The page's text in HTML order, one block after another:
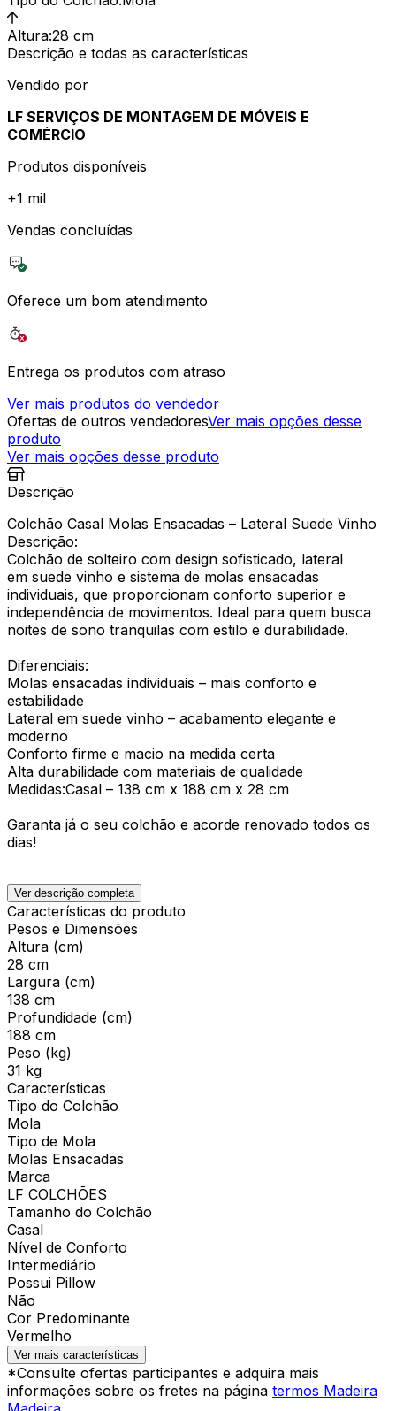
Altura:28 cm
Descrição e todas as características
Vendido por
LF SERVIÇOS DE MONTAGEM DE MÓVEIS E
COMÉRCIO
Produtos disponíveis
+1 mil
Vendas concluídas
Oferece um bom atendimento
Entrega os produtos com atraso
Ver mais produtos do vendedor
Ofertas de outros vendedoresVer mais opções desse
produto
Ver mais opções desse produto
Descrição
Colchão Casal Molas Ensacadas – Lateral Suede Vinho
Descrição:
Colchão de solteiro com design sofisticado, lateral
em suede vinho e sistema de molas ensacadas
individuais, que proporcionam conforto superior e
independência de movimentos. Ideal para quem busca
noites de sono tranquilas com estilo e durabilidade.
Diferenciais:
Molas ensacadas individuais – mais conforto e
estabilidade
Lateral em suede vinho – acabamento elegante e
moderno
Conforto firme e macio na medida certa
Alta durabilidade com materiais de qualidade
Medidas:Casal – 138 cm x 188 cm x 28 cm
Garanta já o seu colchão e acorde renovado todos os
dias!
Ver descrição completa
Características do produto
Pesos e Dimensões
Altura (cm)
28 cm
Largura (cm)
138 cm
Profundidade (cm)
188 cm
Peso (kg)
31 kg
Características
Tipo do Colchão
Mola
Tipo de Mola
Molas Ensacadas
Marca
LF COLCHÕES
Tamanho do Colchão
Casal
Nível de Conforto
Intermediário
Possui Pillow
Não
Cor Predominante
Vermelho
Ver mais características
*Consulte ofertas participantes e adquira mais
informações sobre os fretes na página termos Madeira